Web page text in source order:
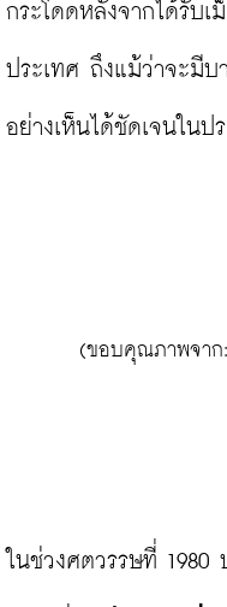
กระโดดหลังจากได้รับเ
ประเทศ ถึงแม้ว่าจะมีบ
อย่างเห็นได้ชัดเจนในป
(ขอบคุณภาพจาก:
ในช่วงศตวรรษที่ 1980